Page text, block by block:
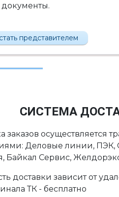
стать представителем
СИСТЕМА
заказов осуществляется
Деловые линии, ПЭК,
Байкал Сервис,
доставки зависит от
ТК - бесплатно